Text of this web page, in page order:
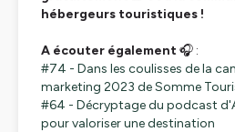
hébergeurs touristiques !
A écouter également🎧 :
#74 - Dans les coulisses de la
marketing 2023 de Somme
#64 - Décryptage du podcast
pour valoriser une destination